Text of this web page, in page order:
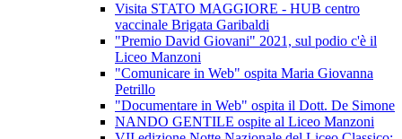
Visita STATO MAGGIORE - HUB centro
vaccinale Brigata Garibaldi
"Premio David Giovani" 2021, sul podio c'è il
Liceo Manzoni
"Comunicare in Web" ospita Maria Giovanna
Petrillo
"Documentare in Web" ospita il Dott. De Simone
NANDO GENTILE ospite al Liceo Manzoni